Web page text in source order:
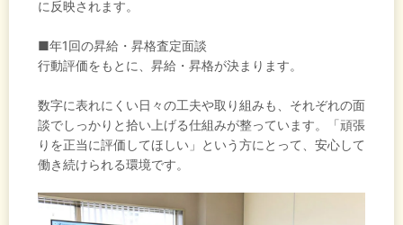
に反映されます。
■年1回の昇給・昇格査定面談
行動評価をもとに、昇給・昇格が決まります。
数字に表れにくい日々の工夫や取り組みも、それぞれの面
談でしっかりと拾い上げる仕組みが整っています。「頑張
りを正当に評価してほしい」という方にとって、安心して
働き続けられる環境です。